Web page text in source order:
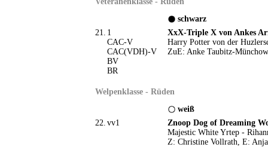
schwarz
21. 1
CAC-V
CAC(VDH)-V
BV
BR
XxX-Triple X von Ankes
Harry Potter von der
ZuE: Anke Taubitz-Münchow
Welpenklasse - Rüden
weiß
22. vv1
Znoop Dog of Dreaming
Majestic White Yrtep -
Z: Christine Vollrath, E: